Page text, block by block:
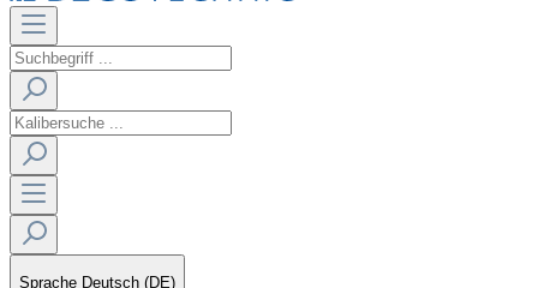
Sprache Deutsch (DE)